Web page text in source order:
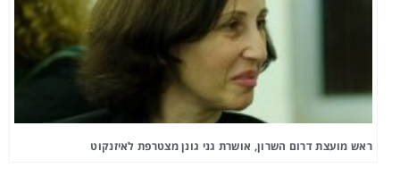
ראש מועצת דרום השרון, אושרת גני גונן מצטרפת לאיזנקוט